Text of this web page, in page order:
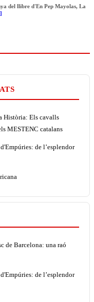
del llibre d'En Pep Mayolas, La
Història: Els cavalls
MESTENC catalans
de l’esplendor
de Barcelona: una raó
de l’esplendor